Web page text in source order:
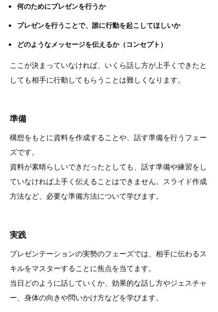
何のためにプレゼンを行うか
プレゼンを行うことで、誰に行動を起こしてほしいか
どのようなメッセージを伝えるか（コンセプト）
ここが決まっていなければ、いくら話し方が上手くできたと
しても相手に行動してもらうことは難しくなります。
準備
構想をもとに資料を作成することや、話す準備を行うフェー
ズです。
資料が素晴らしいできだったとしても、話す準備や練習をし
ていなければ上手く伝えることはできません。スライド作成
方法など、必要な準備方法について学びます。
実践
プレゼンテーションの実勢のフェーズでは、相手に伝わるス
キルをマスターすることに焦点を当てます。
当日どのように話していくか、効果的な話し方やジェスチャ
ー、身体の向きや問いかけ方などを学びます。